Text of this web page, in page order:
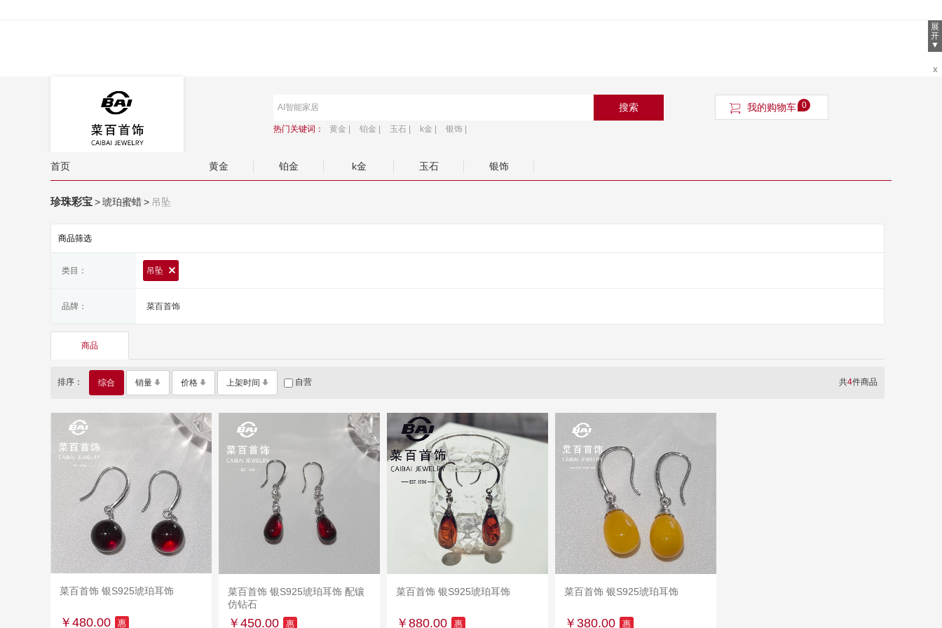
展
开
▼
x
搜索
热门关键词： 黄金 | 铂金 | 玉石 | k金 | 银饰 |
0
我的购物车
首页 黄金 铂金 k金 玉石 银饰
珍珠彩宝>琥珀蜜蜡> 吊坠
商品筛选
类目： 吊坠
品牌： 菜百首饰
商品
排序： 综合 销量 价格 上架时间 自营 共4件商品
加入购物车
菜百首饰 银S925琥珀耳饰
￥480.00 惠
加入购物车
菜百首饰 银S925琥珀耳饰 配镶
仿钻石
￥450.00 惠
加入购物车
菜百首饰 银S925琥珀耳饰
￥880.00 惠
加入购物车
菜百首饰 银S925琥珀耳饰
￥380.00 惠